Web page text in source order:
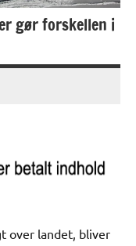
gør forskellen i
over landet, bliver